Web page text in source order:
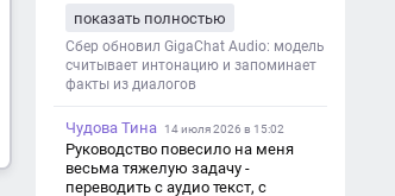
показать полностью
Сбер обновил GigaChat Audio: модель
считывает интонацию и запоминает
факты из диалогов
Чудова Тина 14 июля 2026 в 15:02
Руководство повесило на меня
весьма тяжелую задачу -
переводить с аудио текст, с